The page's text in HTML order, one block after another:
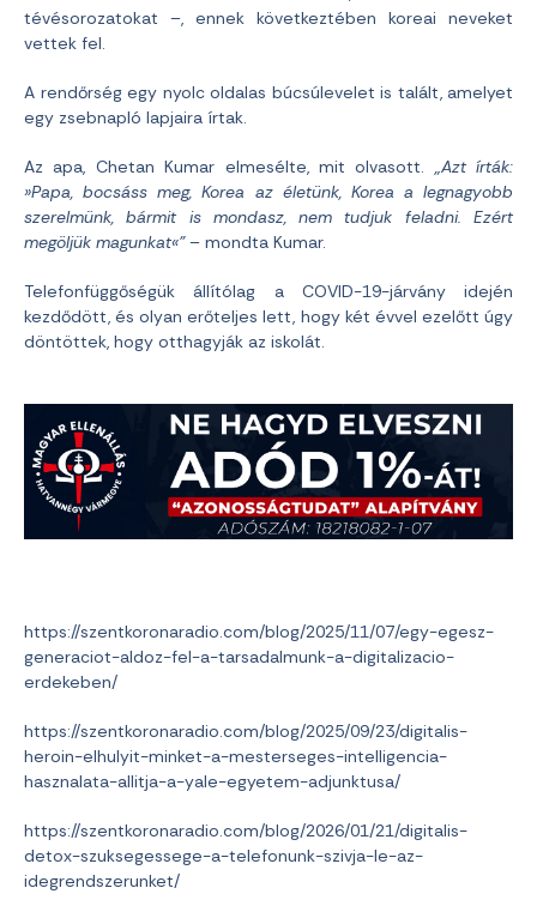
tévésorozatokat –, ennek következtében koreai neveket
vettek fel.
A rendőrség egy nyolc oldalas búcsúlevelet is talált, amelyet
egy zsebnapló lapjaira írtak.
Az apa, Chetan Kumar elmesélte, mit olvasott. „Azt írták:
»Papa, bocsáss meg, Korea az életünk, Korea a legnagyobb
szerelmünk, bármit is mondasz, nem tudjuk feladni. Ezért
megöljük magunkat«”– mondta Kumar.
Telefonfüggőségük állítólag a COVID-19-járvány idején
kezdődött, és olyan erőteljes lett, hogy két évvel ezelőtt úgy
döntöttek, hogy otthagyják az iskolát.
https://szentkoronaradio.com/blog/2025/11/07/egy-egesz-
generaciot-aldoz-fel-a-tarsadalmunk-a-digitalizacio-
erdekeben/
https://szentkoronaradio.com/blog/2025/09/23/digitalis-
heroin-elhulyit-minket-a-mesterseges-intelligencia-
hasznalata-allitja-a-yale-egyetem-adjunktusa/
https://szentkoronaradio.com/blog/2026/01/21/digitalis-
detox-szuksegessege-a-telefonunk-szivja-le-az-
idegrendszerunket/